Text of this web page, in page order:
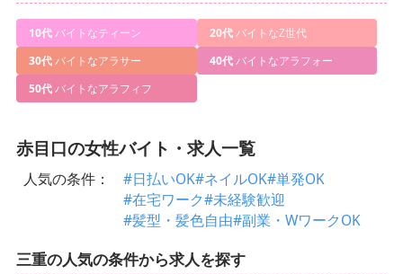
10代バイトなティーン 20代バイトなZ世代
30代バイトなアラサー 40代バイトなアラフォー
50代バイトなアラフィフ
赤目口の女性バイト・求人一覧
人気の条件： #日払いOK#ネイルOK#単発OK
#在宅ワーク#未経験歓迎
#髪型・髪色自由#副業・WワークOK
三重の人気の条件から求人を探す